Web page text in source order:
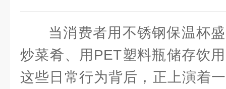
当消费者用不锈钢保温杯
炒菜肴、用PET塑料瓶储存饮
这些日常行为背后，正上演着